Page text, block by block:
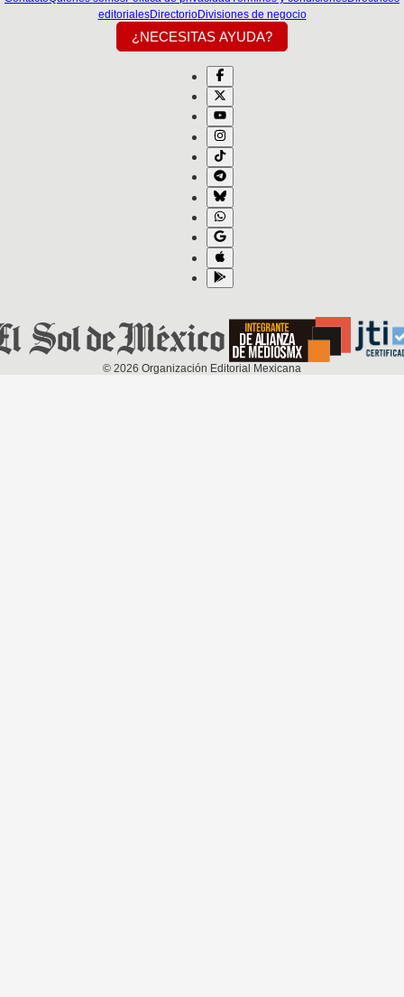
editorialesDirectorioDivisiones de negocio
¿NECESITAS AYUDA?
© 2026 Organización Editorial Mexicana